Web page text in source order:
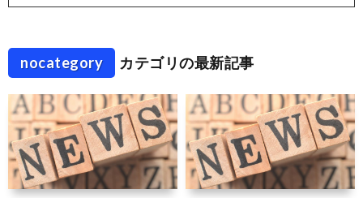
nocategory カテゴリの最新記事